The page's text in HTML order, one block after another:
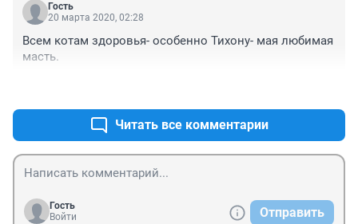
Гость
20 марта 2020, 02:28
Всем котам здоровья- особенно Тихону- мая любимая
масть.
Читать все комментарии
Гость
Войти
Отправить